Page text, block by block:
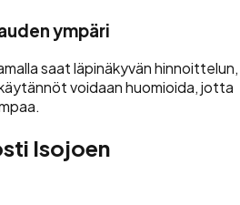
ympäri
saat läpinäkyvän hinnoittelun,
voidaan huomioida, jotta
Isojoen